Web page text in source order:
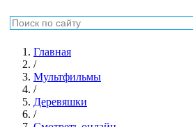
Главная
/
Мультфильмы
/
Деревяшки
/